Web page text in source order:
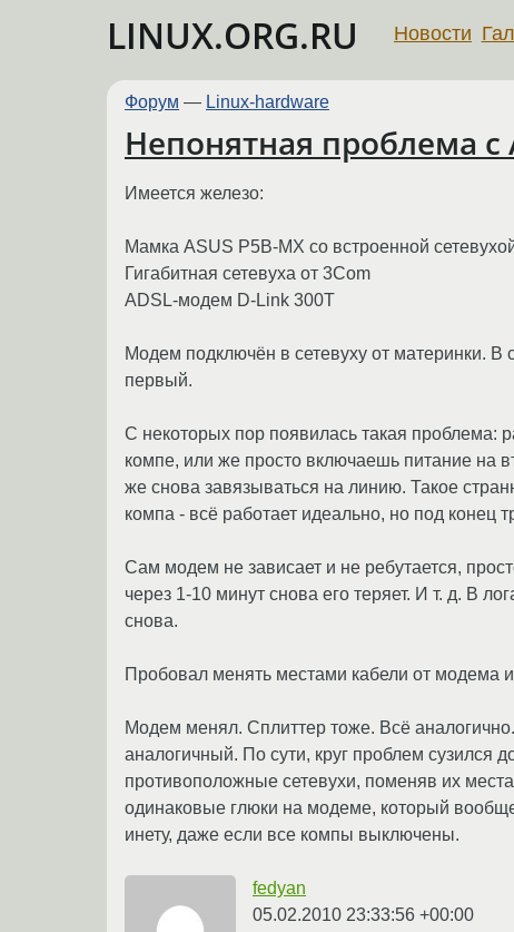
LINUX.ORG.RU Новости
Форум — Linux-hardware
Непонятная проблема
Имеется железо:
Мамка ASUS P5B-MX со встроенной
Гигабитная сетевуха от 3Com
ADSL-модем D-Link 300T
Модем подключён в сетевуху от материнки. В
первый.
С некоторых пор появилась такая проблема:
компе, или же просто включаешь питание на
же снова завязываться на линию. Такое
компа - всё работает идеально, но под конец
Сам модем не зависает и не ребутается,
через 1-10 минут снова его теряет. И т. д. В
снова.
Пробовал менять местами кабели от модема
Модем менял. Сплиттер тоже. Всё
аналогичный. По сути, круг проблем сузился
противоположные сетевухи, поменяв их
одинаковые глюки на модеме, который
инету, даже если все компы выключены.
fedyan
05.02.2010 23:33:56 +00:00